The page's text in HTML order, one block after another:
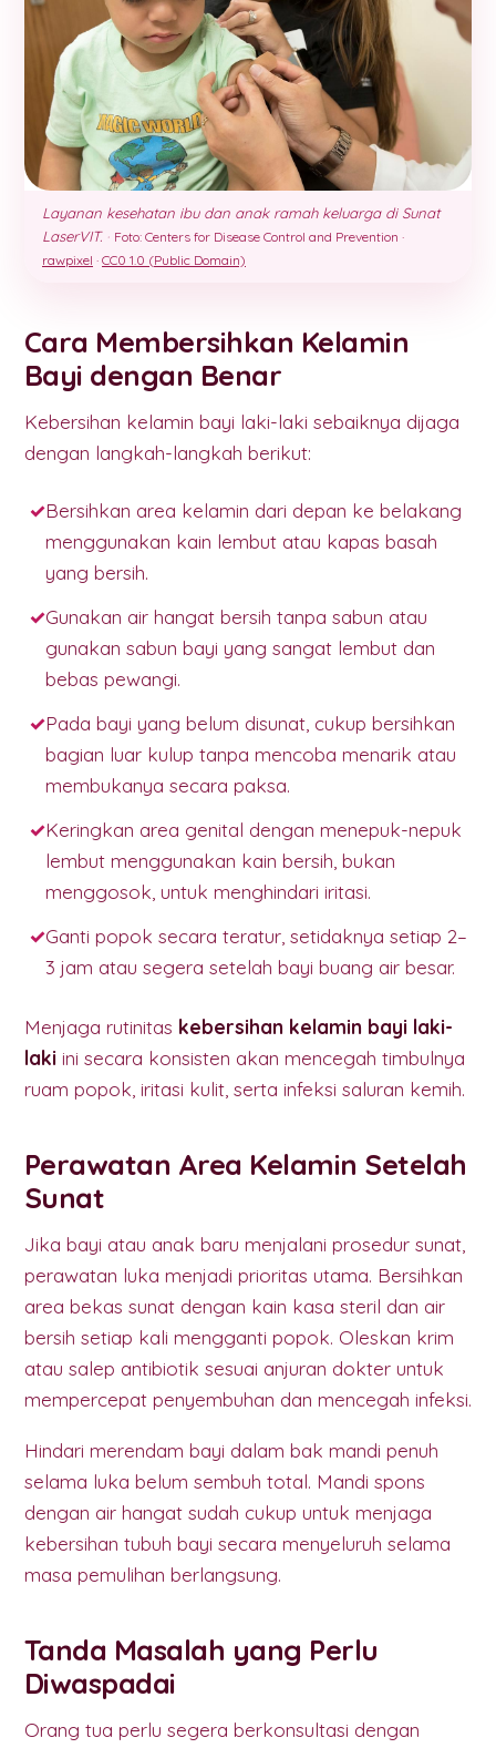
Layanan kesehatan ibu dan anak ramah keluarga di Sunat
LaserVIT. · Foto: Centers for Disease Control and Prevention ·
rawpixel · CC0 1.0 (Public Domain)
Cara Membersihkan Kelamin
Bayi dengan Benar
Kebersihan kelamin bayi laki-laki sebaiknya dijaga
dengan langkah-langkah berikut:
Bersihkan area kelamin dari depan ke belakang
menggunakan kain lembut atau kapas basah
yang bersih.
Gunakan air hangat bersih tanpa sabun atau
gunakan sabun bayi yang sangat lembut dan
bebas pewangi.
Pada bayi yang belum disunat, cukup bersihkan
bagian luar kulup tanpa mencoba menarik atau
membukanya secara paksa.
Keringkan area genital dengan menepuk-nepuk
lembut menggunakan kain bersih, bukan
menggosok, untuk menghindari iritasi.
Ganti popok secara teratur, setidaknya setiap 2–
3 jam atau segera setelah bayi buang air besar.
Menjaga rutinitas kebersihan kelamin bayi laki-
laki ini secara konsisten akan mencegah timbulnya
ruam popok, iritasi kulit, serta infeksi saluran kemih.
Perawatan Area Kelamin Setelah
Sunat
Jika bayi atau anak baru menjalani prosedur sunat,
perawatan luka menjadi prioritas utama. Bersihkan
area bekas sunat dengan kain kasa steril dan air
bersih setiap kali mengganti popok. Oleskan krim
atau salep antibiotik sesuai anjuran dokter untuk
mempercepat penyembuhan dan mencegah infeksi.
Hindari merendam bayi dalam bak mandi penuh
selama luka belum sembuh total. Mandi spons
dengan air hangat sudah cukup untuk menjaga
kebersihan tubuh bayi secara menyeluruh selama
masa pemulihan berlangsung.
Tanda Masalah yang Perlu
Diwaspadai
Orang tua perlu segera berkonsultasi dengan